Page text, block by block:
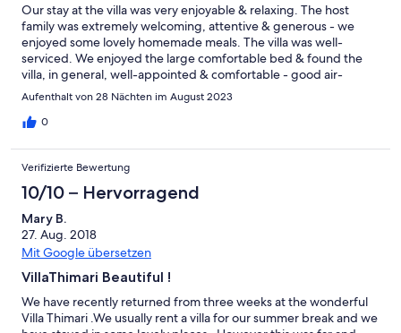
Our stay at the villa was very enjoyable & relaxing. The host
family was extremely welcoming, attentive & generous - we
enjoyed some lovely homemade meals. The villa was well-
serviced. We enjoyed the large comfortable bed & found the
villa, in general, well-appointed & comfortable - good air-
conditionimg & appliances were much appreciated. Our pool, in
the lower villa, did not enjoy the privacy we expected as the villa
above has a good view of it, but this wasn't really an issue. We
minutes from a supermarket & other facilities was fine. The
proximity to Rethymno is good. Villa Harkia would be a good
choice for your holiday in Western Crete.
Aufenthalt von 28 Nächten im August 2023
0
Verifizierte Bewertung
10/10 – Hervorragend
Mary B.
27. Aug. 2018
Mit Google übersetzen
VillaThimari Beautiful !
We have recently returned from three weeks at the wonderful
Villa Thimari .We usually rent a villa for our summer break and we